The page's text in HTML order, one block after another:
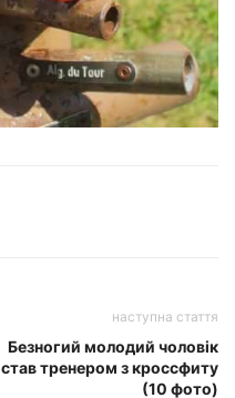
наступна стаття
Безногий молодий чоловік
став тренером з кроссфиту
(10 фото)